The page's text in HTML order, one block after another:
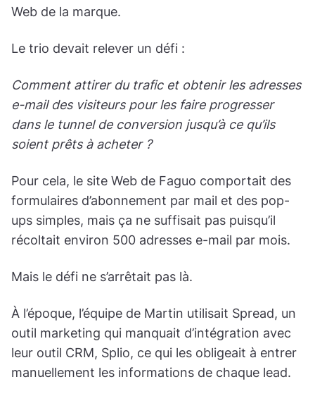
Web de la marque.
Le trio devait relever un défi :
Comment attirer du trafic et obtenir les adresses
e-mail des visiteurs pour les faire progresser
dans le tunnel de conversion jusqu’à ce qu’ils
soient prêts à acheter ?
Pour cela, le site Web de Faguo comportait des
formulaires d’abonnement par mail et des pop-
ups simples, mais ça ne suffisait pas puisqu’il
récoltait environ 500 adresses e-mail par mois.
Mais le défi ne s’arrêtait pas là.
À l’époque, l’équipe de Martin utilisait Spread, un
outil marketing qui manquait d’intégration avec
leur outil CRM, Splio, ce qui les obligeait à entrer
manuellement les informations de chaque lead.